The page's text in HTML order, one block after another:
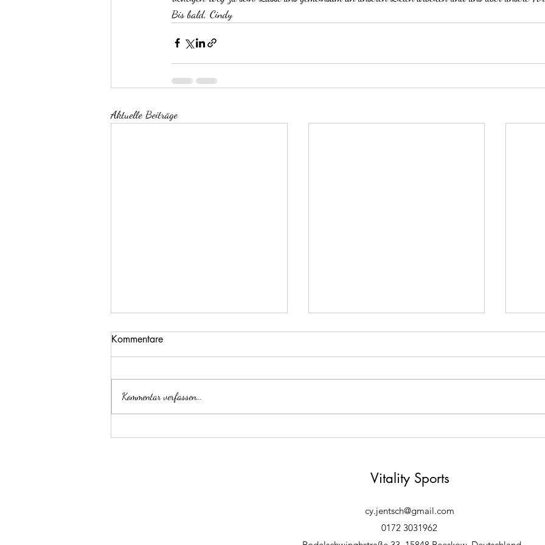
Bis bald, Cindy
Aktuelle Beiträge
Kommentare
Kommentar verfassen...
Vitality Sports
cy.jentsch@gmail.com
0172 3031962